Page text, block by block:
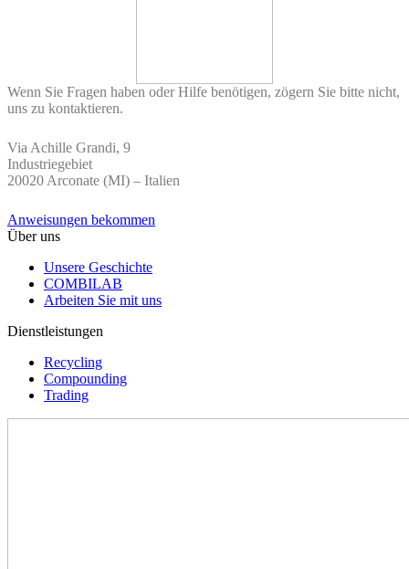
Wenn Sie Fragen haben oder Hilfe benötigen, zögern Sie bitte nicht,
uns zu kontaktieren.
Via Achille Grandi, 9
Industriegebiet
20020 Arconate (MI) – Italien
Anweisungen bekommen
Über uns
Unsere Geschichte
COMBILAB
Arbeiten Sie mit uns
Dienstleistungen
Recycling
Compounding
Trading